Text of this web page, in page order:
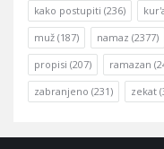
kako postupiti (236)
muž (187) namaz (2377)
propisi (207) ramazan
zabranjeno (231) zekat